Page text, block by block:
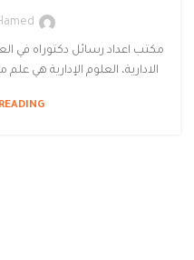
مكتب اعداد رسائل دكتوراه في
الادارية، العلوم الإدارية هي